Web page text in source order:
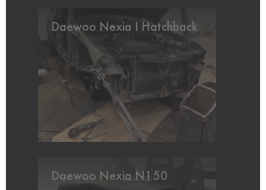
Daewoo Nexia I Hatchback
Daewoo Nexia N150